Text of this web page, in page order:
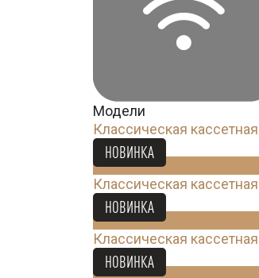
Модели
Классическая
НОВИНКА
63 232Ꝑ
Классическая
НОВИНКА
67 080Ꝑ
Классическая
НОВИНКА
88 816Ꝑ